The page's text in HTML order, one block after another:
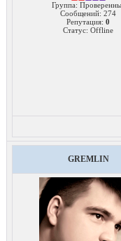
Группа:
Сообщений: 274
Репутация: 0
Статус: Offline
GREMLIN